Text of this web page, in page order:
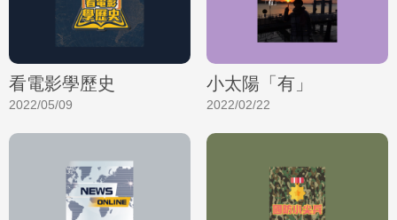
看電影學歷史
2022/05/09
小太陽「有」
2022/02/22